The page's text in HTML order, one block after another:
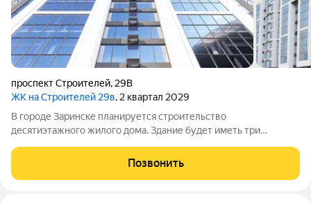
проспект Строителей, 29В
ЖК на Строителей 29в, 2 квартал 2029
В городе Заринске планируется строительство
десятиэтажного жилого дома. Здание будет иметь три
назначения на первом этаже. Входы в подъезды разместят со
Позвонить